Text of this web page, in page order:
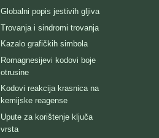
Globalni popis jestivih gljiva
Trovanja i sindromi trovanja
Kazalo grafičkih simbola
Romagnesijevi kodovi boje
otrusine
Kodovi reakcija krasnica na
kemijske reagense
Upute za korištenje ključa
vrsta